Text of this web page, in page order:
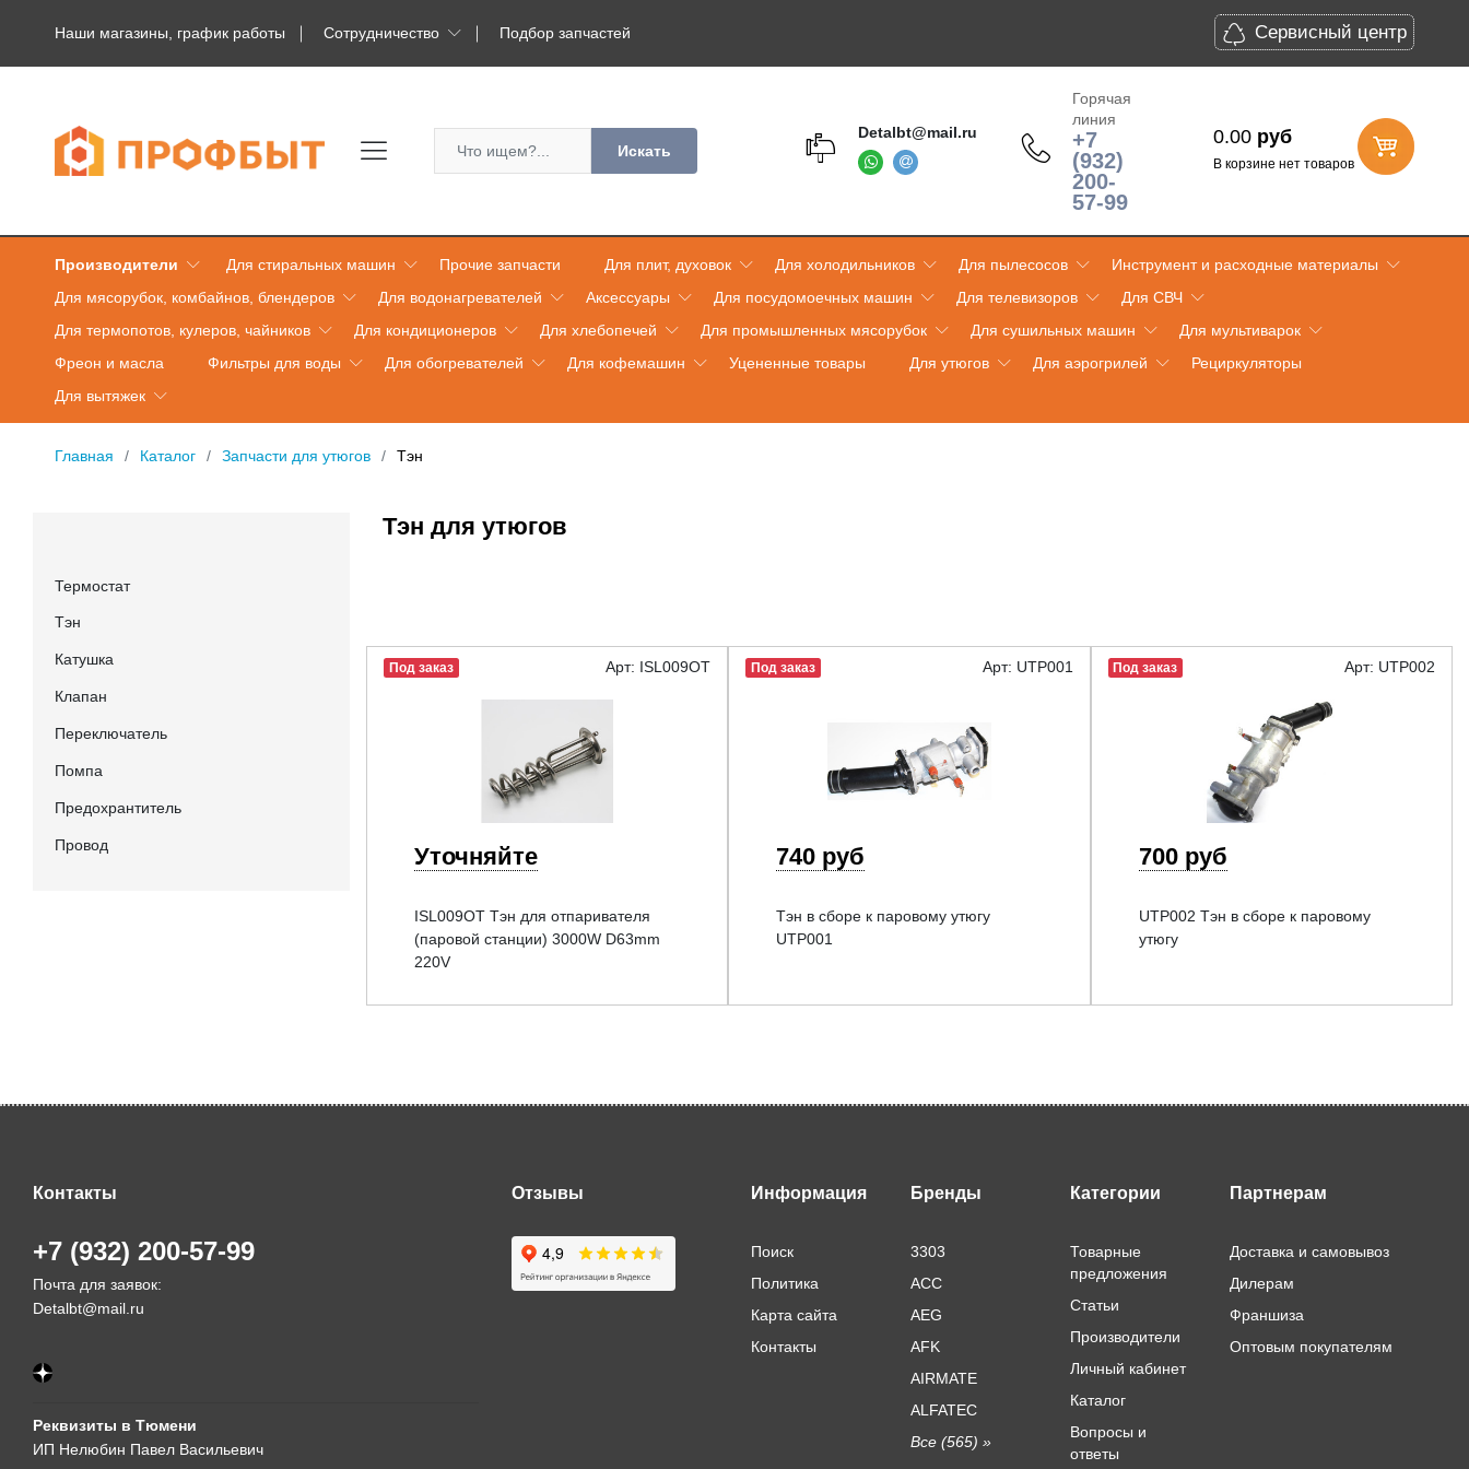
Наши магазины, график работы Сотрудничество Подбор запчастей Сервисный центр
Искать
Detalbt@mail.ru
Горячая
линия
+7
(932)
200-
57-99
0.00 руб
В корзине нет товаров
Производители Для стиральных машин Прочие запчасти Для плит, духовок Для холодильников Для пылесосов
Инструмент и расходные материалы
Для мясорубок, комбайнов, блендеров
Для водонагревателей Аксессуары Для посудомоечных машин Для телевизоров
Для СВЧ
Для термопотов, кулеров, чайников
Для кондиционеров Для хлебопечей Для промышленных мясорубок Для сушильных машин
Для мультиварок
Фреон и масла
Фильтры для воды Для обогревателей Для кофемашин Уцененные товары Для утюгов Для аэрогрилей
Рециркуляторы
Для вытяжек
Главная Каталог Запчасти для утюгов Тэн
Термостат
Тэн
Катушка
Клапан
Переключатель
Помпа
Предохрантитель
Провод
Тэн для утюгов
Под заказ Арт: ISL009OT
Уточняйте
ISL009OT Тэн для отпаривателя
(паровой станции) 3000W D63mm
220V
Под заказ Арт: UTP001
740 руб
Тэн в сборе к паровому утюгу
UTP001
Под заказ Арт: UTP002
700 руб
UTP002 Тэн в сборе к паровому
утюгу
Контакты
+7 (932) 200-57-99
Почта для заявок:
Detalbt@mail.ru
Реквизиты в Тюмени
ИП Нелюбин Павел Васильевич
Отзывы Информация
Поиск
Политика
Карта сайта
Контакты
Бренды
3303
ACC
AEG
AFK
AIRMATE
ALFATEC
Все (565) »
Категории
Товарные
предложения
Статьи
Производители
Личный кабинет
Каталог
Вопросы и
ответы
Партнерам
Доставка и самовывоз
Дилерам
Франшиза
Оптовым покупателям